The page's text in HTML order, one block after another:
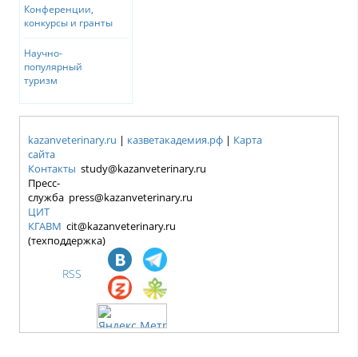
Конференции,
конкурсы и гранты
Научно-
популярный
туризм
kazanveterinary.ru | казветакадемия.рф | Карта
сайта
Контакты study@kazanveterinary.ru
Пресс-
служба press@kazanveterinary.ru
ЦИТ
КГАВМ cit@kazanveterinary.ru
(техподдержка)
RSS